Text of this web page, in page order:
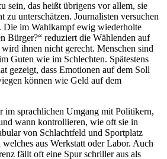
sein, das heißt übrigens vor allem, sie
zu unterschätzen. Journalisten versuchen
Die im Wahlkampf ewig wiederholte
Bürger?“ reduziert die Wählenden auf
ihnen nicht gerecht. Menschen sind
Guten wie im Schlechten. Spätestens
gezeigt, dass Emotionen auf dem Soll
können wie Geld auf dem
im sprachlichen Umgang mit Politikern,
wann kontrollieren, wie oft sie in
von Schlachtfeld und Sportplatz
aus Werkstatt oder Labor. Auch
fällt oft eine Spur schriller aus als